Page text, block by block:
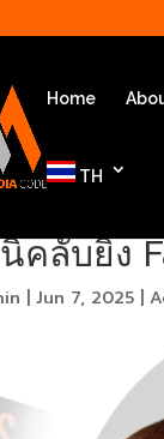
Home
TH
คลับยิง
|Jun 7, 2025 |